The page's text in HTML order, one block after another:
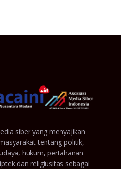
siber yang menyajikan
tentang politik,
hukum, pertahanan
dan religiusitas sebagai